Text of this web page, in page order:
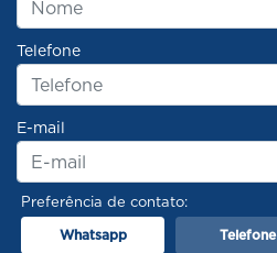
Telefone
E-mail
Preferência de contato:
Whatsapp
Telefone